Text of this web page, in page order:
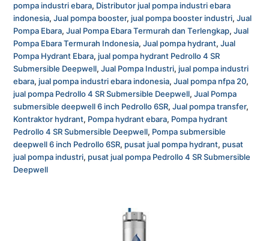
pompa industri ebara, Distributor jual pompa industri ebara
indonesia,Jual pompa booster, jual pompa booster industri,Jual
Pompa Ebara,Jual Pompa Ebara Termurah dan Terlengkap,Jual
Pompa Ebara Termurah Indonesia,Jual pompa hydrant,Jual
Pompa Hydrant Ebara, jual pompa hydrant Pedrollo 4 SR
Submersible Deepwell,Jual Pompa Industri, jual pompa industri
ebara, jual pompa industri ebara indonesia,Jual pompa nfpa 20,
jual pompa Pedrollo 4 SR Submersible Deepwell,Jual Pompa
submersible deepwell 6 inch Pedrollo 6SR,Jual pompa transfer,
Kontraktor hydrant, Pompa hydrant ebara, Pompa hydrant
Pedrollo 4 SR Submersible Deepwell, Pompa submersible
deepwell 6 inch Pedrollo 6SR, pusat jual pompa hydrant, pusat
jual pompa industri, pusat jual pompa Pedrollo 4 SR Submersible
Deepwell